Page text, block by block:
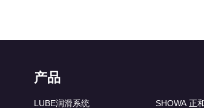
产品
LUBE润滑系统
SHOWA 正